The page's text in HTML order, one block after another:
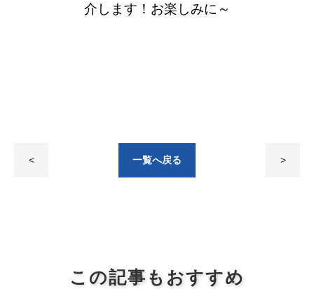
介します！お楽しみに～
< 一覧へ戻る >
この記事もおすすめ